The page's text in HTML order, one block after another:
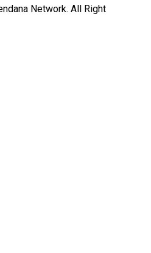
Network. All Right